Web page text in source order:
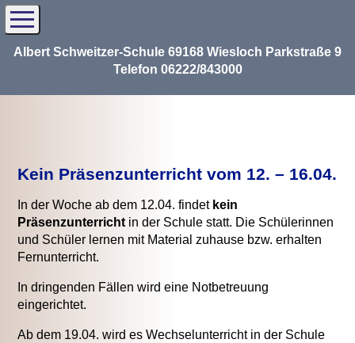
Albert Schweitzer-Schule 69168 Wiesloch Parkstraße 9
Telefon 06222/843000
Kein Präsenzunterricht vom 12. – 16.04.
In der Woche ab dem 12.04. findet kein
Präsenzunterricht in der Schule statt. Die Schülerinnen
und Schüler lernen mit Material zuhause bzw. erhalten
Fernunterricht.
In dringenden Fällen wird eine Notbetreuung
eingerichtet.
Ab dem 19.04. wird es Wechselunterricht in der Schule